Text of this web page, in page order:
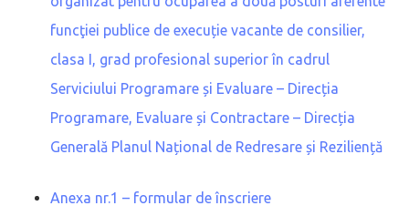
funcţiei publice de execuție vacante de consilier,
clasa I, grad profesional superior în cadrul
Serviciului Programare și Evaluare – Direcția
Programare, Evaluare și Contractare – Direcția
Generală Planul Național de Redresare și Reziliență
Anexa nr.1 – formular de înscriere